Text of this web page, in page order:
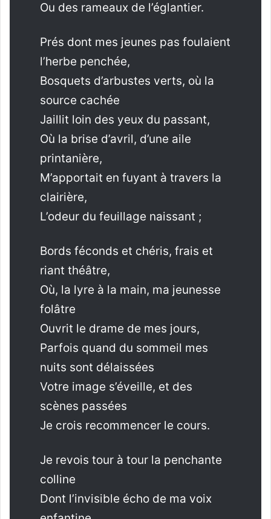
Ou des rameaux de l’églantier.
Prés dont mes jeunes pas foulaient
l’herbe penchée,
Bosquets d’arbustes verts, où la
source cachée
Jaillit loin des yeux du passant,
Où la brise d’avril, d’une aile
printanière,
M’apportait en fuyant à travers la
clairière,
L’odeur du feuillage naissant ;
Bords féconds et chéris, frais et
riant théâtre,
Où, la lyre à la main, ma jeunesse
folâtre
Ouvrit le drame de mes jours,
Parfois quand du sommeil mes
nuits sont délaissées
Votre image s’éveille, et des
scènes passées
Je crois recommencer le cours.
Je revois tour à tour la penchante
colline
Dont l’invisible écho de ma voix